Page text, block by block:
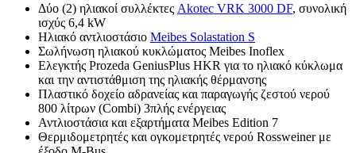
Δύο (2) ηλιακοί συλλέκτες Akotec VRK 3000 DF, συνολική
ισχύς 6,4 kW
Ηλιακό αντλιοστάσιο Meibes Solastation S
Σωλήνωση ηλιακού κυκλώματος Meibes Inoflex
Ελεγκτής Prozeda GeniusPlus HKR για το ηλιακό κύκλωμα
και την αντιστάθμιση της ηλιακής θέρμανσης
Πλαστικό δοχείο αδρανείας και παραγωγής ζεστού νερού
800 λίτρων (Combi) 3πλής ενέργειας
Αντλιοστάσια και εξαρτήματα Meibes Edition 7
Θερμιδομετρητές και ογκομετρητές νερού Rossweiner με